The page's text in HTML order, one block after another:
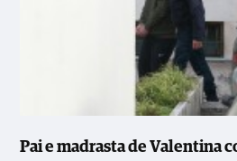
Pai e madrasta de Valentina